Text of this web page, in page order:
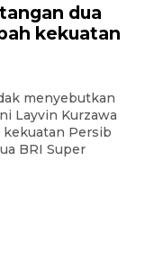
dua
kekuatan
menyebutkan
Layvin Kurzawa
Persib
BRI Super